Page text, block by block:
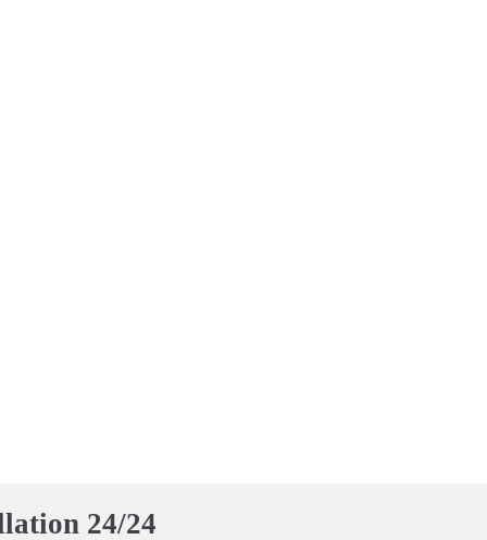
24/24